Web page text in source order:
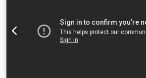
klizača testere: 1–120 m/min DETALJI
kontrola: POWER CONTROL Softver:
podaci Napon: 400 V Struja: 31 A